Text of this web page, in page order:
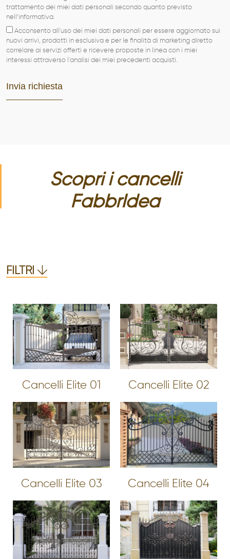
PORTFOLIO
NEWS
CONTATTI
trattamento dei miei dati personali secondo quanto previsto
nell’informativa.
Acconsento all'uso dei miei dati personali per essere aggiornato sui
nuovi arrivi, prodotti in esclusiva e per le finalità di marketing diretto
correlare ai servizi offerti e ricevere proposte in linea con i miei
interessi attraverso l'analisi dei miei precedenti acquisti.
Scopri icancelli
FabbrIdea
FILTRI
Cancelli Elite 01 Cancelli Elite 02
Cancelli Elite 03 Cancelli Elite 04